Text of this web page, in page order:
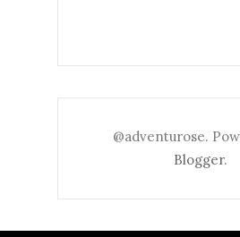
@adventurose.
Blogger.